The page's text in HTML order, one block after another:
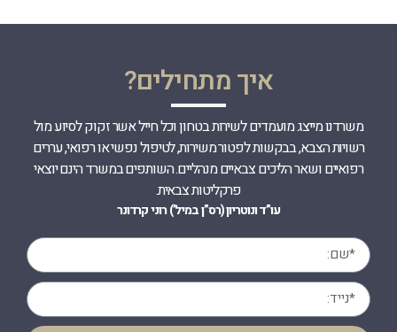
איך מתחילים?
משרדנו מייצג מועמדים לשירות בטחון וכל חייל אשר זקוק לסיוע מול
רשויות הצבא, בבקשות לפטור משירות, לטיפול נפשי או רפואי, עררים
רפואיים ושאר הליכים צבאיים מנהליים. השותפים במשרד הינם יוצאי
פרקליטות צבאית.
עו”ד ונוטריון (רס”ן במיל’) רוני קרדונר